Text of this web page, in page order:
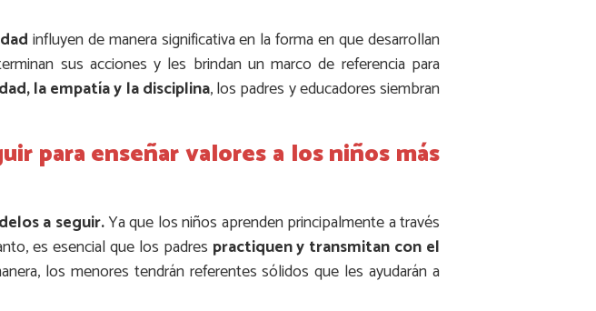
influyen de manera significativa en la forma en que desarrollan
sus acciones y les brindan un marco de referencia para
la empatía y la disciplina, los padres y educadores siembran
para enseñar valores a los niños más
a seguir.Ya que los niños aprenden principalmente a través
es esencial que los padres practiquen y transmitan con el
los menores tendrán referentes sólidos que les ayudarán a